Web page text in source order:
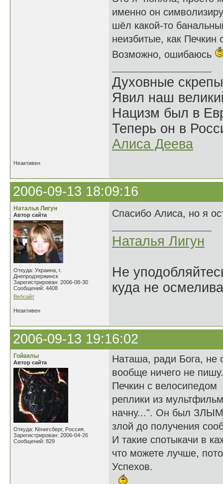
именно он
шёл какой-то
неизбитые, как Печкин
Возможно, ошибаюсь
Духовные
Явил наш
Нацизм был в
Теперь он в
Алиса Деева
Неактивен
2006-09-13 18:09:16
Наталья Лигун
Автор сайта
Откуда: Украина, г.
Днепродзержинск
Зарегистрирован: 2006-08-30
Сообщений: 4408
Вебсайт
Спасибо Алиса, но я
Наталья Лигун
Не
куда не
Неактивен
2006-09-13 19:16:02
Гойаклы
Автор сайта
Откуда: Кёнигсберг, Россия.
Зарегистрирован: 2006-04-26
Сообщений: 829
Наташа, ради Бога, не
вообще ничего не
Печкин с велосипедом
реплики из
начну...". Он был
злой до получения
И такие спотыкачи в
что можете лучше,
Успехов.